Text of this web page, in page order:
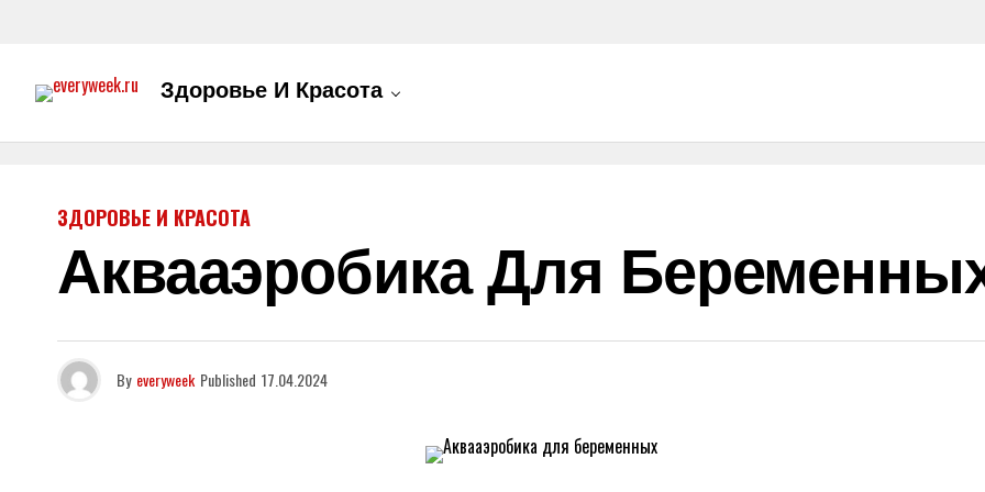
Здоровье И Красота
ЗДОРОВЬЕ И КРАСОТА
Аквааэробика Для
By everyweek Published 17.04.2024